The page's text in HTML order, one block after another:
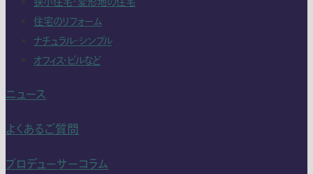
住宅のリフォーム
ナチュラル・シンプル
オフィス・ビルなど
ニュース
よくあるご質問
プロデューサーコラム